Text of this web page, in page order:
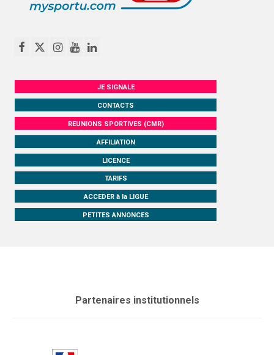
JE SIGNALE
CONTACTS
REUNIONS SPORTIVES (CMR)
AFFILIATION
LICENCE
TARIFS
ACCEDER à la LIGUE
PETITES ANNONCES
Partenaires institutionnels